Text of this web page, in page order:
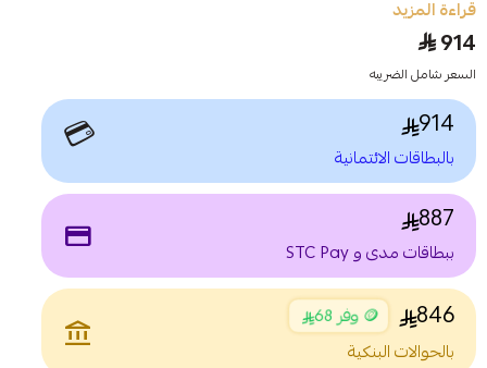
قراءة المزيد
914
السعر شامل الضريبه
914
بالبطاقات الائتمانية 💳
887
ببطاقات مدى و STC Pay payment
846 🪙 وفر 68
بالحوالات البنكية
account_balance